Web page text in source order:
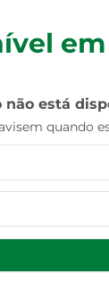
não está
quando